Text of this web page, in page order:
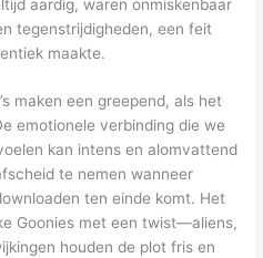
aardig, waren onmiskenbaar
tegenstrijdigheden, een feit
maakte.
maken een greepend, als het
emotionele verbinding die we
kan intens en alomvattend
te nemen wanneer
ten einde komt. Het
Goonies met een twist—aliens,
houden de plot fris en